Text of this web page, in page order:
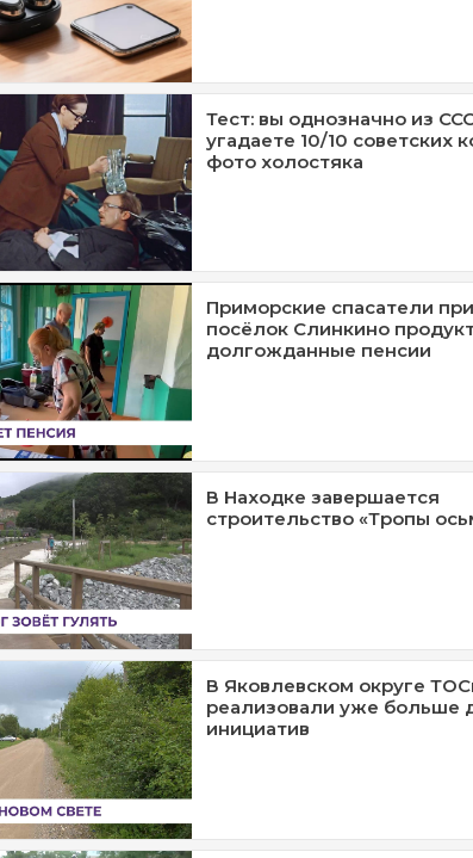
Тест: вы однозначно из
угадаете 10/10 советских
фото холостяка
Приморские спасатели
посёлок Слинкино
долгожданные пенсии
В Находке завершается
строительство «Тропы
В Яковлевском округе
реализовали уже больше
инициатив